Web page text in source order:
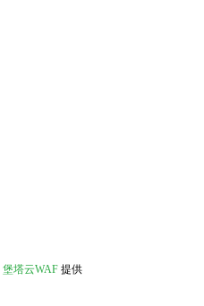
堡塔云WAF 提供